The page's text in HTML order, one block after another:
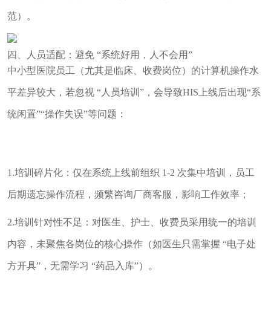
范）。
四、人员适配：避免 “系统好用，人不会用”
中小型医院员工（尤其是临床、收费岗位）的计算机操作水
平差异较大，若忽视 “人员培训”，会导致HIS上线后出现“系
统闲置”“操作失误”等问题：
1.培训碎片化：仅在系统上线前组织 1-2 次集中培训，员工
后期遗忘操作流程，频繁咨询厂商客服，影响工作效率；
2.培训针对性不足：对医生、护士、收费员采用统一的培训
内容，未聚焦各岗位的核心操作（如医生只需掌握 “电子处
方开具”，无需学习 “药品入库”）。